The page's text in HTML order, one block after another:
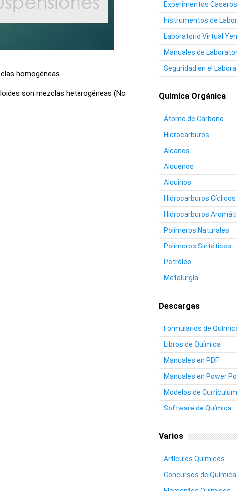
homogéneas.
son mezclas heterogéneas (No
Experimentos Caseros
Instrumentos de
Laboratorio Virtual
Manuales de
Seguridad en el
Química Orgánica
Átomo de Carbono
Hidrocarburos
Alcanos
Alquenos
Alquinos
Hidrocarburos Cíclicos
Hidrocarburos
Polímeros Naturales
Polímeros Sintéticos
Petróleo
Metalurgía
Descargas
Formularios de
Libros de Química
Manuales en PDF
Manuales en Power
Modelos de Curriculum
Software de Química
Varios
Artículos Químicos
Concursos de Química